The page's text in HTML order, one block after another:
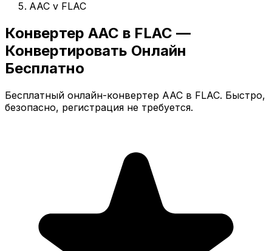
AAC v FLAC
Конвертер AAC в FLAC —
Конвертировать Онлайн
Бесплатно
Бесплатный онлайн-конвертер AAC в FLAC. Быстро,
безопасно, регистрация не требуется.